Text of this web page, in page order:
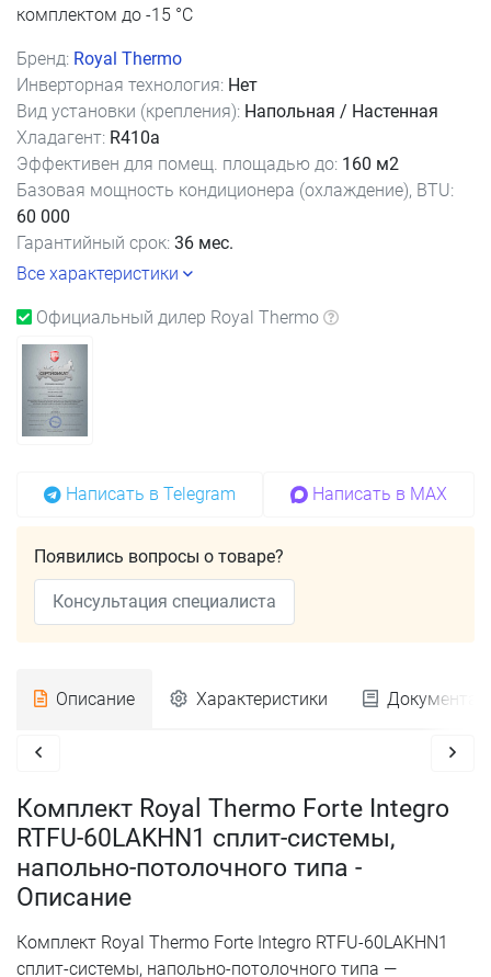
комплектом до -15 °C
Бренд: Royal Thermo
Инверторная технология: Нет
Вид установки (крепления): Напольная / Настенная
Хладагент: R410a
Эффективен для помещ. площадью до: 160 м2
Базовая мощность кондиционера (охлаждение), BTU:
60 000
Гарантийный срок: 36 мес.
Все характеристики
Официальный дилер Royal Thermo
Написать в Telegram Написать в MAX
Появились вопросы о товаре?
Консультация специалиста
Описание Характеристики
Комплект Royal Thermo Forte Integro
RTFU-60LAKHN1 сплит-системы,
напольно-потолочного типа -
Описание
Комплект Royal Thermo Forte Integro RTFU-60LAKHN1
сплит-системы, напольно-потолочного типа —